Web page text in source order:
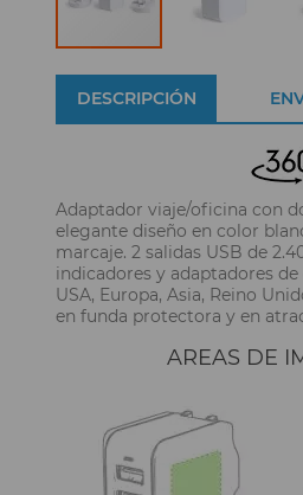
DESCRIPCIÓN
Adaptador viaje/oficina con
elegante diseño en color
marcaje. 2 salidas USB de
indicadores y adaptadores
USA, Europa, Asia, Reino
en funda protectora y en
AREAS DE